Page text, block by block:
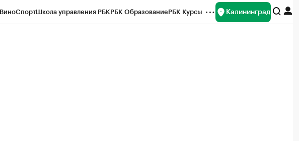
СпортШкола управления РБКРБК ОбразованиеРБК Курсы Калининград